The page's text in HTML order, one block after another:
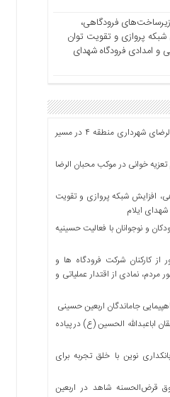
فرودگاهی،
شبکه پروازی و تقویت توان
و امدادی فرودگاه شهدای
خدمات رسانی موکب محبان الرضای شهرداری منطقه ۴ در مسیر
تعزیه خوانی در موکب محبان الرضا
افزایش شبکه پروازی و تقویت
ایلام
و نوجوانان با فعالیت حسینیه
از کارکنان شرکت فرودگاه ها و
نمادی از اقتدار عملیاتی و
جاماندگان اربعین حسینی
منطقه ۱۲ از عاشقان اباعبدالله الحسین (ع) در پیاده
نوین با خلق تجربه برای
قرض‌الحسنه شاهد در اربعین